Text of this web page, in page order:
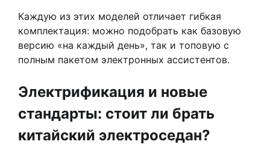
Каждую из этих моделей отличает гибкая
комплектация: можно подобрать как базовую
версию «на каждый день», так и топовую с
полным пакетом электронных ассистентов.
Электрификация и новые
стандарты: стоит ли брать
китайский электроседан?